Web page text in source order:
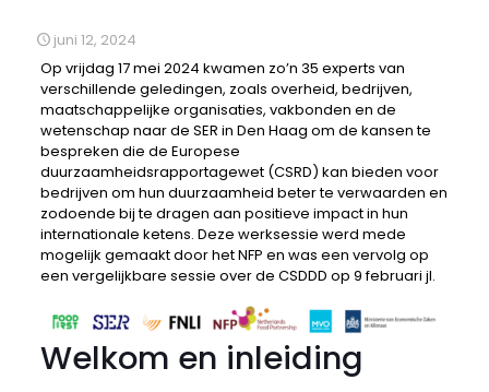
juni 12, 2024
Op vrijdag 17 mei 2024 kwamen zo’n 35 experts van
verschillende geledingen, zoals overheid, bedrijven,
maatschappelijke organisaties, vakbonden en de
wetenschap naar de SER in Den Haag om de kansen te
bespreken die de Europese
duurzaamheidsrapportagewet (CSRD) kan bieden voor
bedrijven om hun duurzaamheid beter te verwaarden en
zodoende bij te dragen aan positieve impact in hun
internationale ketens. Deze werksessie werd mede
mogelijk gemaakt door het NFP en was een vervolg op
een vergelijkbare sessie over de CSDDD op 9 februari jl.
Welkom en inleiding